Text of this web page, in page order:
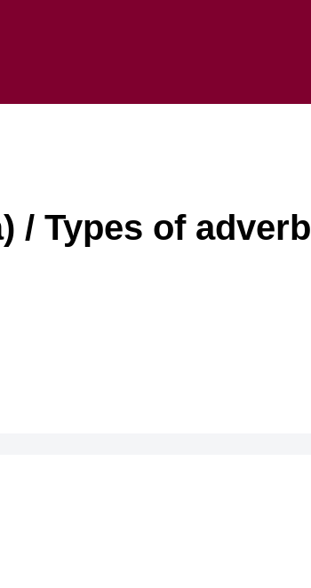
/ Types of adverb